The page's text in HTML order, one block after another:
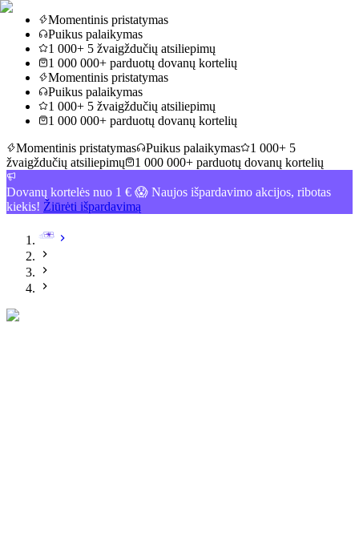
Momentinis pristatymas
Puikus palaikymas
1 000+ 5 žvaigždučių atsiliepimų
1 000 000+ parduotų dovanų kortelių
Momentinis pristatymas
Puikus palaikymas
1 000+ 5 žvaigždučių atsiliepimų
1 000 000+ parduotų dovanų kortelių
Momentinis pristatymas
Puikus palaikymas
1 000+ 5
žvaigždučių atsiliepimų
1 000 000+ parduotų dovanų kortelių
Dovanų kortelės nuo 1 € 😱 Naujos išpardavimo akcijos, ribotas
kiekis! Žiūrėti išpardavimą